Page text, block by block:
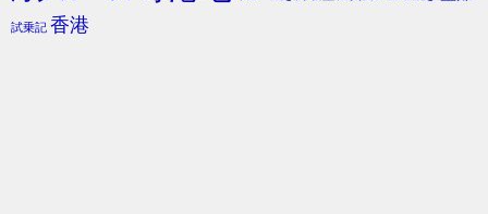
試乗記 香港